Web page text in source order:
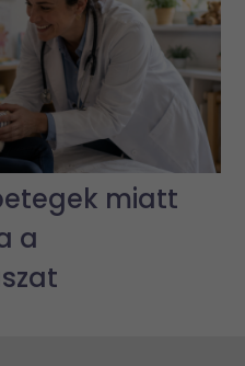
miatt
a